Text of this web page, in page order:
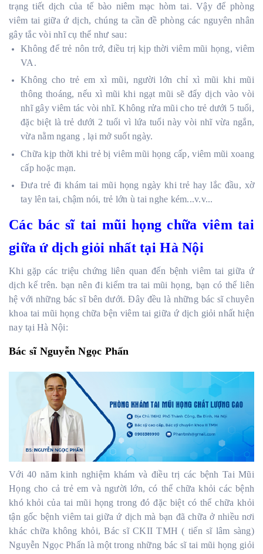
trạng tiết dịch của tế bào niêm mạc hòm tai. Vậy để phòng
viêm tai giữa ứ dịch, chúng ta cần đề phòng các nguyên nhân
gây tắc vòi nhĩ cụ thể như sau:
Không để trẻ nôn trớ, điều trị kịp thời viêm mũi họng, viêm
VA.
Không cho trẻ em xì mũi, người lớn chỉ xì mũi khi mũi
thông thoáng, nếu xì mũi khi ngạt mũi sẽ đẩy dịch vào vòi
nhĩ gây viêm tác vòi nhĩ. Không rửa mũi cho trẻ dưới 5 tuổi,
đặc biệt là trẻ dưới 2 tuổi vì lứa tuổi này vòi nhĩ vừa ngắn,
vừa nằm ngang , lại mở suốt ngày.
Chữa kịp thời khi trẻ bị viêm mũi họng cấp, viêm mũi xoang
cấp hoặc mạn.
Đưa trẻ đi khám tai mũi họng ngày khi trẻ hay lắc đầu, xờ
tay lên tai, chậm nói, trẻ lớn ù tai nghe kém...v.v...
Các bác sĩ tai mũi họng chữa viêm tai
giữa ứ dịch giỏi nhất tại Hà Nội
Khi gặp các triệu chứng liên quan đến bệnh viêm tai giữa ứ
dịch kể trên. bạn nên đi kiểm tra tai mũi họng, bạn có thể liên
hệ với những bác sĩ bên dưới. Đây đều là những bác sĩ chuyên
khoa tai mũi họng chữa bện viêm tai giữa ứ dịch giỏi nhất hiện
nay tại Hà Nội:
Bác sĩ Nguyễn Ngọc Phấn
Với 40 năm kinh nghiệm khám và điều trị các bệnh Tai Mũi
Họng cho cả trẻ em và người lớn, có thể chữa khỏi các bệnh
khó khỏi của tai mũi họng trong đó đặc biệt có thể chữa khỏi
tận gốc bệnh viêm tai giữa ứ dịch mà bạn đã chữa ở nhiều nơi
khác chữa không khỏi, Bác sĩ CKII TMH ( tiến sĩ lâm sàng)
Nguyễn Ngọc Phấn là một trong những bác sĩ tai mũi họng giỏi